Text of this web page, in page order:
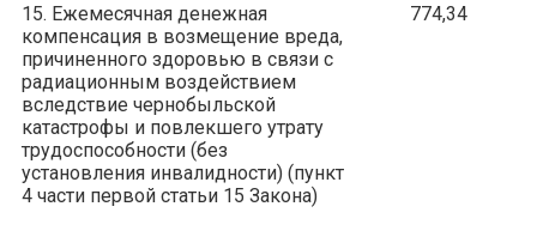
15. Ежемесячная денежная
компенсация в возмещение вреда,
причиненного здоровью в связи с
радиационным воздействием
вследствие чернобыльской
катастрофы и повлекшего утрату
трудоспособности (без
установления инвалидности) (пункт
4 части первой статьи 15 Закона)
774,34